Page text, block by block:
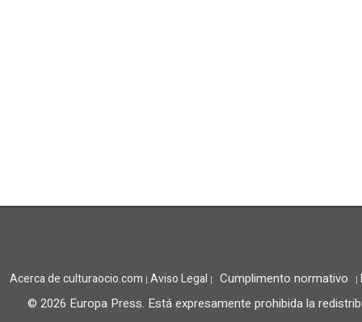
Acerca de culturaocio.com | Aviso Legal | Cumplimento normativo |
© 2026 Europa Press. Está expresamente prohibida la